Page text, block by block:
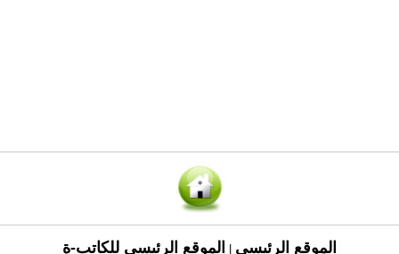
الموقع الرئيسي الموقع الرئيسي للكاتب-ة